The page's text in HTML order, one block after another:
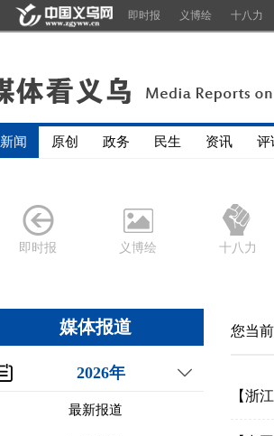
即时报 义博绘 十八力
新闻 原创 政务 民生 资讯 评
即时报 义博绘 十八力
媒体报道
2026年
最新报道
您当
【浙